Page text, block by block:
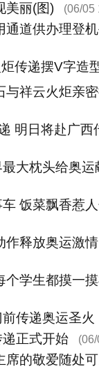
美丽(图) (06/05
通道供办理登
传递摆V字造
与祥云火炬亲
明日将赴广西
大枕头给奥运
饭菜飘香惹
作释放奥运激
个学生都摸一
传递奥运圣火
正式开始
席的敬爱随处